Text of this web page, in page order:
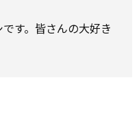
す。皆さんの大好き